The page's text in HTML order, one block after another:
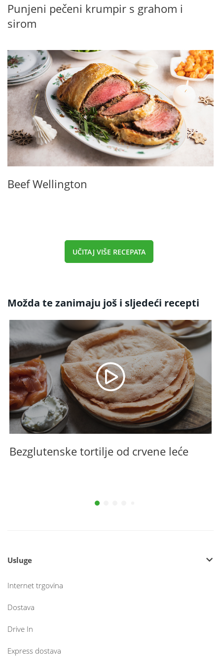
Punjeni pečeni krumpir s grahom i
sirom
Beef Wellington
UČITAJ VIŠE RECEPATA
Možda te zanimaju još i sljedeći recepti
Bezglutenske tortilje od crvene leće
Usluge
Internet trgovina
Dostava
Drive In
Express dostava